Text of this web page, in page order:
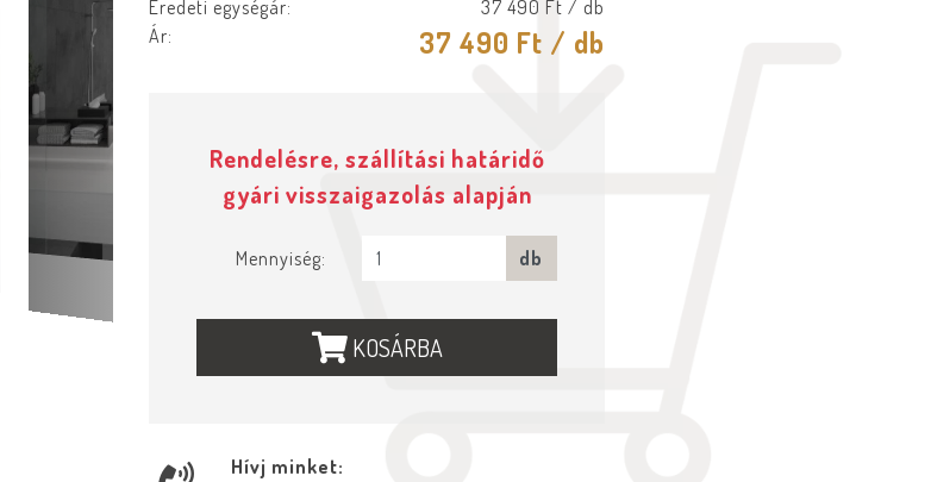
Eredeti egységár:
37 490 Ft / db
Ár:
37 490 Ft / db
Rendelésre, szállítási határidő
gyári visszaigazolás alapján
Mennyiség: db
KOSÁRBA
Hívj minket: